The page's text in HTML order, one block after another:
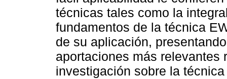
técnicas tales como la
fundamentos de la técnica
de su aplicación,
aportaciones más relevantes
investigación sobre la técnica